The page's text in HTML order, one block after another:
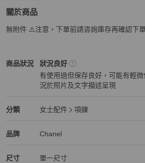
關於商品
關於98新🆕Chanel香奈兒 中古大雙C
無附件 ⚠️注意，下單前請咨詢庫存再確認下
商品狀況
Chanel女士配件商品狀態與細節
狀況良好
有使用過但保存良好，可能有輕
況於照片及文字描述呈現
分類
Chanel 女士配件分類資訊
女士配件
項鍊
品牌
Chanel 精品女士配件
Chanel
Chanel 推薦清單
尺寸 單一尺寸